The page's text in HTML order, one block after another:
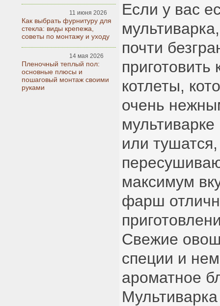
11 июня 2026
Как выбрать фурнитуру для
стекла: виды крепежа,
советы по монтажу и уходу
14 мая 2026
Пленочный теплый пол:
основные плюсы и
пошаговый монтаж своими
руками
Если у вас
почти
приготовить
котлеты,
очень
мультиварке
или
максимум
фарш
Свежие
специи и
ароматное